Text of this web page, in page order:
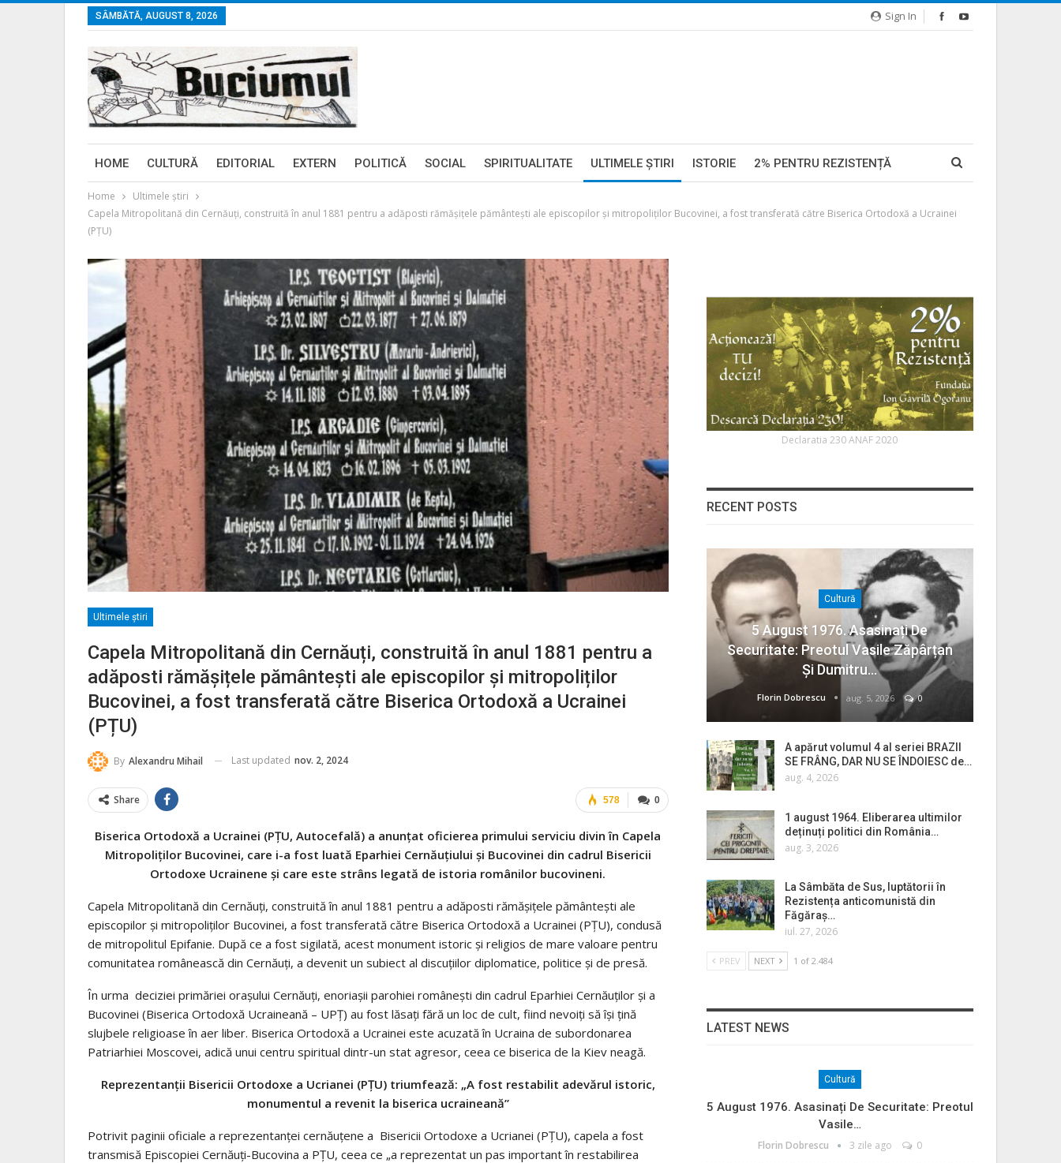
Sign In
SÂMBĂTĂ, AUGUST 8, 2026
HOME CULTURĂ EDITORIAL EXTERN POLITICĂ SOCIAL SPIRITUALITATE ULTIMELE ŞTIRI ISTORIE 2% PENTRU REZISTENȚĂ
Home
Ultimele ştiri
Capela Mitropolitană din Cernăuți, construită în anul 1881 pentru a adăposti rămășițele pământești ale episcopilor și mitropoliților Bucovinei, a fost transferată către Biserica Ortodoxă a Ucrainei
(PȚU)
Ultimele ştiri
Capela Mitropolitană din Cernăuți, construită în anul 1881 pentru a
adăposti rămășițele pământești ale episcopilor și mitropoliților
Bucovinei, a fost transferată către Biserica Ortodoxă a Ucrainei
(PȚU)
By Alexandru Mihail Last updated nov. 2, 2024
0
578
Share
Biserica Ortodoxă a Ucrainei (PȚU, Autocefală) a anunțat oficierea primului serviciu divin în Capela
Mitropoliților Bucovinei, care i-a fost luată Eparhiei Cernăuțiului și Bucovinei din cadrul Bisericii
Ortodoxe Ucrainene și care este strâns legată de istoria românilor bucovineni.
Capela Mitropolitană din Cernăuți, construită în anul 1881 pentru a adăposti rămășițele pământești ale
episcopilor și mitropoliților Bucovinei, a fost transferată către Biserica Ortodoxă a Ucrainei (PȚU), condusă
de mitropolitul Epifanie. După ce a fost sigilată, acest monument istoric și religios de mare valoare pentru
comunitatea românească din Cernăuți, a devenit un subiect al discuțiilor diplomatice, politice și de presă.
În urma deciziei primăriei orașului Cernăuți, enoriașii parohiei românești din cadrul Eparhiei Cernăuților și a
Bucovinei (Biserica Ortodoxă Ucraineană – UPȚ) au fost lăsați fără un loc de cult, fiind nevoiți să își țină
slujbele religioase în aer liber. Biserica Ortodoxă a Ucrainei este acuzată în Ucraina de subordonarea
Patriarhiei Moscovei, adică unui centru spiritual dintr-un stat agresor, ceea ce biserica de la Kiev neagă.
Reprezentanții Bisericii Ortodoxe a Ucrianei (PȚU) triumfează: „A fost restabilit adevărul istoric,
monumentul a revenit la biserica ucraineană”
Potrivit paginii oficiale a reprezentanței cernăuțene a Bisericii Ortodoxe a Ucrianei (PȚU), capela a fost
transmisă Episcopiei Cernăuți-Bucovina a PȚU, ceea ce „a reprezentat un pas important în restabilirea
Declaratia 230 ANAF 2020
RECENT POSTS
Cultură
5 August 1976. Asasinați De
Securitate: Preotul Vasile Zăpârțan
Și Dumitru…
Florin Dobrescu aug. 5, 2026 0
A apărut volumul 4 al seriei BRAZII
SE FRÂNG, DAR NU SE ÎNDOIESC de…
aug. 4, 2026
1 august 1964. Eliberarea ultimilor
deținuți politici din România…
aug. 3, 2026
La Sâmbăta de Sus, luptătorii în
Rezistența anticomunistă din
Făgăraș…
iul. 27, 2026
PREV NEXT 1 of 2.484
LATEST NEWS
Cultură
5 August 1976. Asasinați De Securitate: Preotul
Vasile…
Florin Dobrescu 3 zile ago 0